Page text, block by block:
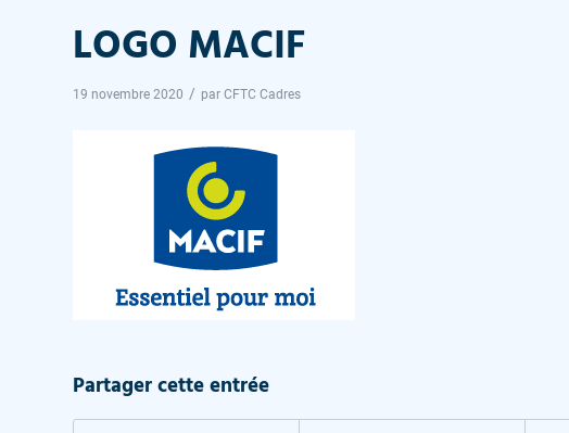
LOGO MACIF
19 novembre 2020 / par CFTC Cadres
Partager cette entrée